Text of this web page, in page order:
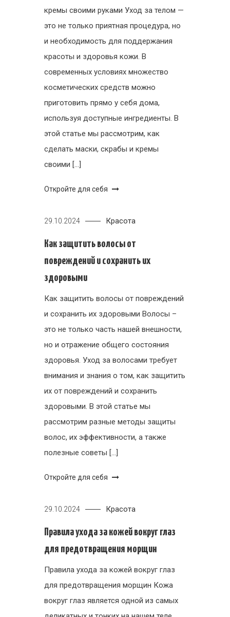
кремы своими руками Уход за телом —
это не только приятная процедура, но
и необходимость для поддержания
красоты и здоровья кожи. В
современных условиях множество
косметических средств можно
приготовить прямо у себя дома,
используя доступные ингредиенты. В
этой статье мы рассмотрим, как
сделать маски, скрабы и кремы
своими […]
Откройте для себя
29.10.2024 Красота
Как защитить волосы от
повреждений и сохранить их
здоровыми
Как защитить волосы от повреждений
и сохранить их здоровыми Волосы –
это не только часть нашей внешности,
но и отражение общего состояния
здоровья. Уход за волосами требует
внимания и знания о том, как защитить
их от повреждений и сохранить
здоровыми. В этой статье мы
рассмотрим разные методы защиты
волос, их эффективности, а также
полезные советы […]
Откройте для себя
29.10.2024 Красота
Правила ухода за кожей вокруг глаз
для предотвращения морщин
Правила ухода за кожей вокруг глаз
для предотвращения морщин Кожа
вокруг глаз является одной из самых